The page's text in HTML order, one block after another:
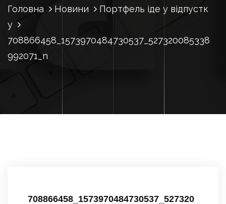
Головна Новини
Портфель іде у відпустк
у
708866458_1573970484730537_527320085338
992071_n
708866458_1573970484730537_527320